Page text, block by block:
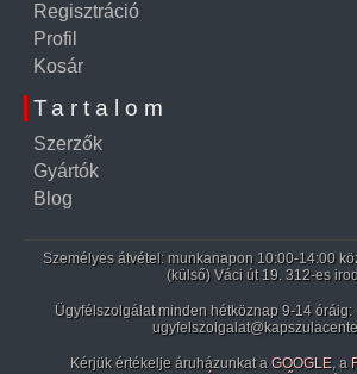
Regisztráció
Profil
Kosár
Tartalom
Szerzők
Gyártók
Blog
Személyes átvétel: munkanapon 10:00-14:00
(külső) Váci út 19. 312-es
Ügyfélszolgálat minden hétköznap 9-14 óráig:
Kérjük értékelje áruházunkat a GOOGLE, a